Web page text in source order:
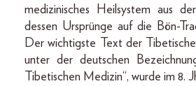
medizinisches Heilsystem aus
dessen Ursprünge auf die Bön-
Der wichtigste Text der
unter der deutschen
Tibetischen Medizin“, wurde im 8.